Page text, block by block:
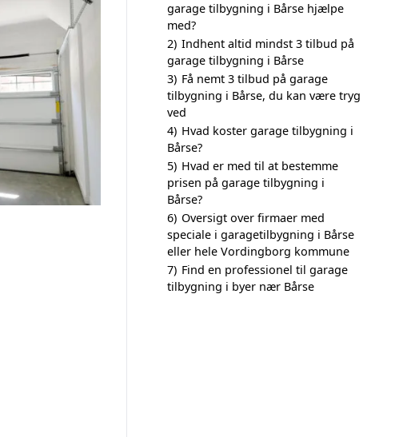
garage tilbygning i Bårse hjælpe
med?
2) Indhent altid mindst 3 tilbud på
garage tilbygning i Bårse
3) Få nemt 3 tilbud på garage
tilbygning i Bårse, du kan være tryg
ved
4) Hvad koster garage tilbygning i
Bårse?
5) Hvad er med til at bestemme
prisen på garage tilbygning i
Bårse?
6) Oversigt over firmaer med
speciale i garagetilbygning i Bårse
eller hele Vordingborg kommune
7) Find en professionel til garage
tilbygning i byer nær Bårse